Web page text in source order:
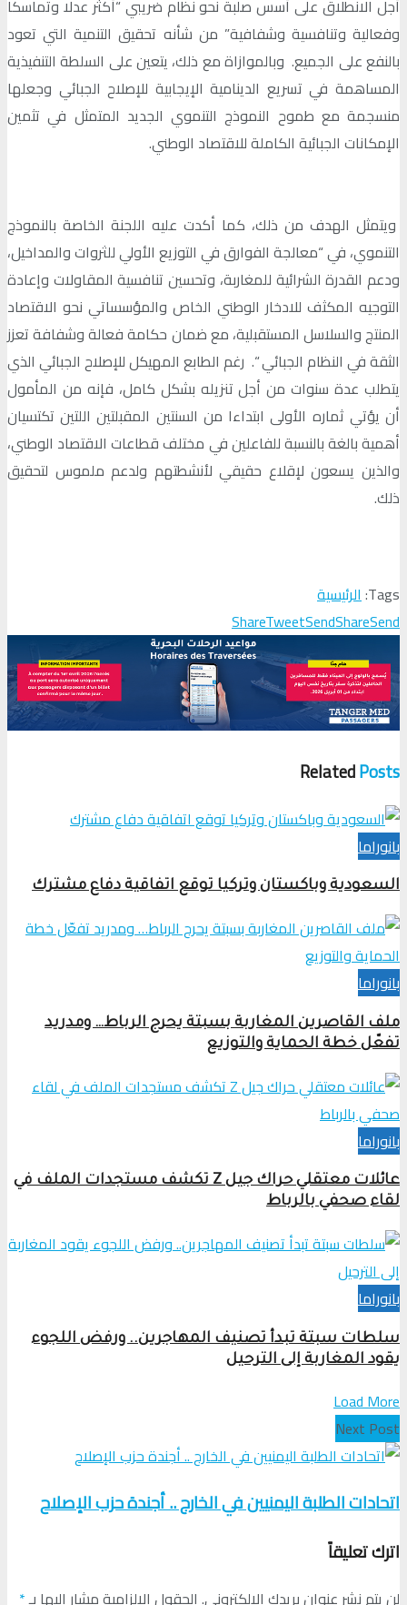
أجل الانطلاق على أسس صلبة نحو نظام ضريبي “أكثر عدلا وتماسكا
وفعالية وتنافسية وشفافية” من شأنه تحقيق التنمية التي تعود
بالنفع على الجميع. وبالموازاة مع ذلك، يتعين على السلطة التنفيذية
المساهمة في تسريع الدينامية الإيجابية للإصلاح الجبائي وجعلها
منسجمة مع طموح النموذج التنموي الجديد المتمثل في تثمين
الإمكانات الجبائية الكاملة للاقتصاد الوطني.
ويتمثل الهدف من ذلك، كما أكدت عليه اللجنة الخاصة بالنموذج
التنموي، في “معالجة الفوارق في التوزيع الأولي للثروات والمداخيل،
ودعم القدرة الشرائية للمغاربة، وتحسين تنافسية المقاولات وإعادة
التوجيه المكثف للادخار الوطني الخاص والمؤسساتي نحو الاقتصاد
المنتج والسلاسل المستقبلية، مع ضمان حكامة فعالة وشفافة تعزز
الثقة في النظام الجبائي “. رغم الطابع المهيكل للإصلاح الجبائي الذي
يتطلب عدة سنوات من أجل تنزيله بشكل كامل، فإنه من المأمول
أن يؤتي ثماره الأولى ابتداءا من السنتين المقبلتين اللتين تكتسيان
أهمية بالغة بالنسبة للفاعلين في مختلف قطاعات الاقتصاد الوطني،
والذين يسعون لإقلاع حقيقي لأنشطتهم ولدعم ملموس لتحقيق
ذلك.
Tags: الرئيسية
ShareTweetSendShareSend
RelatedPosts
بانوراما
السعودية وباكستان وتركيا توقع اتفاقية دفاع مشترك
بانوراما
ملف القاصرين المغاربة بسبتة يحرج الرباط… ومدريد
تفعّل خطة الحماية والتوزيع
بانوراما
عائلات معتقلي حراك جيل Z تكشف مستجدات الملف في
لقاء صحفي بالرباط
بانوراما
سلطات سبتة تبدأ تصنيف المهاجرين.. ورفض اللجوء
يقود المغاربة إلى الترحيل
Load More
Next Post
اتحادات الطلبة اليمنيين في الخارج .. أجندة حزب الإصلاح
اترك تعليقاً
لن يتم نشر عنوان بريدك الإلكتروني. الحقول الإلزامية مشار إليها بـ*